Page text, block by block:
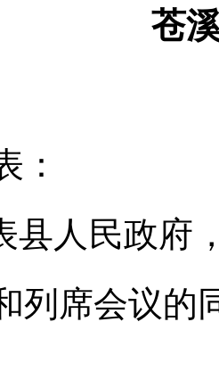
苍
：
县人民政府
列席会议的